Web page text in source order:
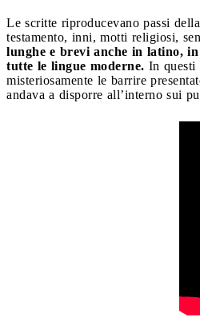
Le scritte riproducevano passi
testamento, inni, motti religiosi,
lunghe e brevi anche in latino,
tutte le lingue moderne. In questi
misteriosamente le barrire
andava a disporre all’interno sui